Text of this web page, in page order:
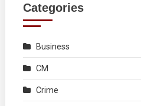
Categories
Business
CM
Crime